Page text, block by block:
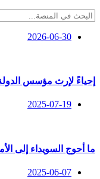
2026-06-30
إحياءً لإرث مؤسس الدولة
2025-07-19
ما أحوج السويداء إلى
2025-06-07